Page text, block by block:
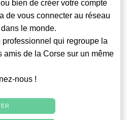
ou bien de créer votre compte
de vous connecter au réseau
le monde.
professionnel qui regroupe la
amis de la Corse sur un même
nous !